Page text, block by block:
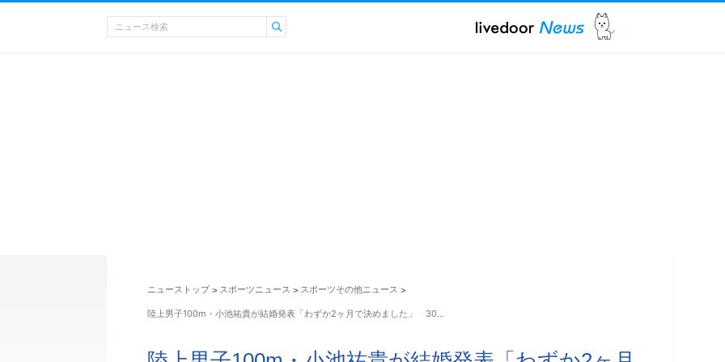
ニューストップ > スポーツニュース > スポーツその他ニュース >
陸上男子100m・小池祐貴が結婚発表「わずか2ヶ月で決めました」 30…